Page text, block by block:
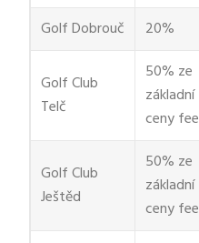
Golf Dobrouč 20%
Golf Club
Telč
50% ze
základní
ceny fee
Golf Club
Ještěd
50% ze
základní
ceny fee